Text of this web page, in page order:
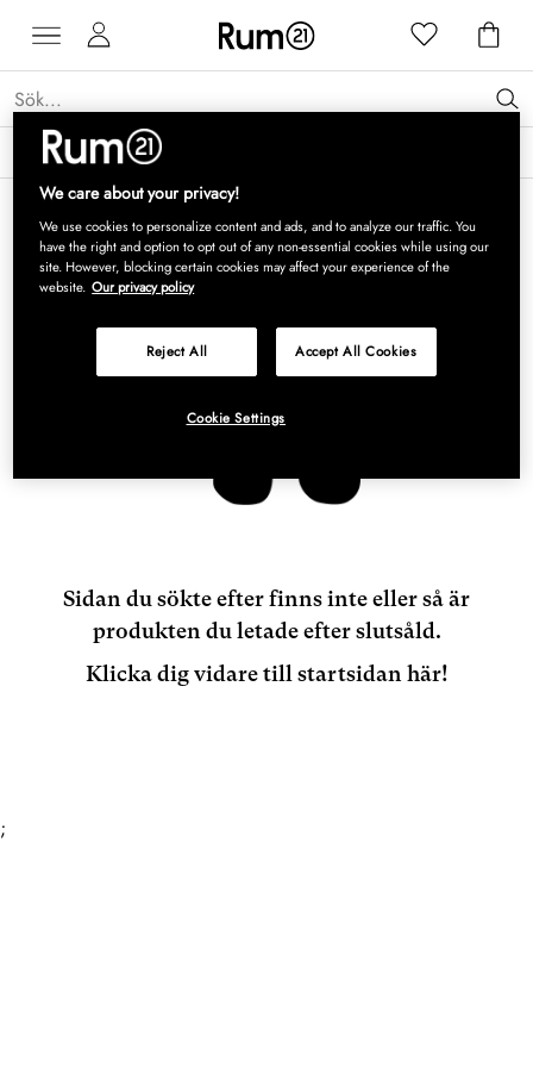
Få 15 % rabatt på Grythyttan Stålmöbler* →
Sidan du sökte efter finns inte eller så är
produkten du letade efter slutsåld.
Klicka dig vidare till startsidan här!
;
We care about your privacy!
We use cookies to personalize content and ads, and to analyze our traffic. You
have the right and option to opt out of any non-essential cookies while using our
site. However, blocking certain cookies may affect your experience of the
website. Our privacy policy
Reject All Accept All Cookies
Cookie Settings